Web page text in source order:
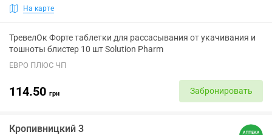
На карте
ТревелОк Форте таблетки для рассасывания от укачивания и
тошноты блистер 10 шт Solution Pharm
ЕВРО ПЛЮС ЧП
114.50 грн Забронировать
Кропивницкий 3